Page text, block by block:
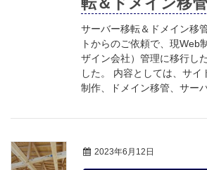
サーバー移転＆ドメイン移
トからのご依頼で、現Web
ザイン会社）管理に移行し
した。 内容としては、サイ
制作、ドメイン移管、サー
2023年6月12日